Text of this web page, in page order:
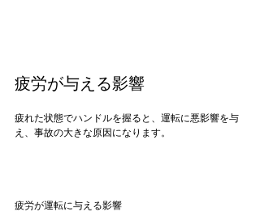
疲労が与える影響
疲れた状態でハンドルを握ると、運転に悪影響を与
え、事故の大きな原因になります。
疲労が運転に与える影響